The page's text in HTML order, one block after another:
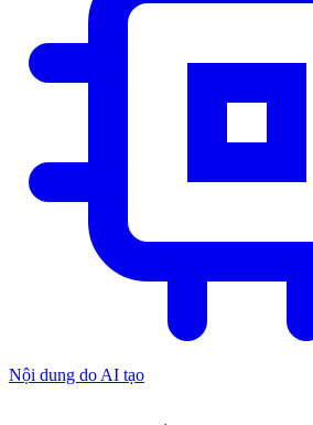
Nội dung do AI tạo